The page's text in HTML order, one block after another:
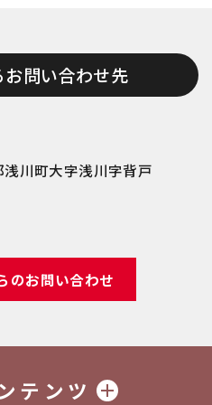
問い合わせ先
川町大字浅川字背戸
のお問い合わせ
テンツ